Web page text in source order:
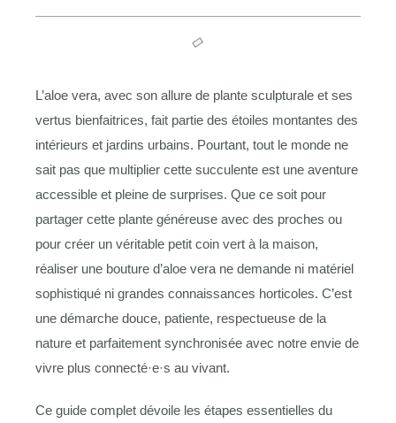
L’aloe vera, avec son allure de plante sculpturale et ses
vertus bienfaitrices, fait partie des étoiles montantes des
intérieurs et jardins urbains. Pourtant, tout le monde ne
sait pas que multiplier cette succulente est une aventure
accessible et pleine de surprises. Que ce soit pour
partager cette plante généreuse avec des proches ou
pour créer un véritable petit coin vert à la maison,
réaliser une bouture d’aloe vera ne demande ni matériel
sophistiqué ni grandes connaissances horticoles. C’est
une démarche douce, patiente, respectueuse de la
nature et parfaitement synchronisée avec notre envie de
vivre plus connecté·e·s au vivant.
Ce guide complet dévoile les étapes essentielles du